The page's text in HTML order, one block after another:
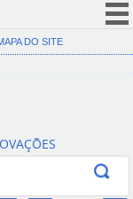
(COVID-19)
Canais
DO SITE